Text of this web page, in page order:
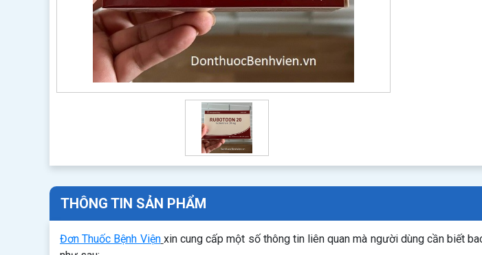
THÔNG TIN SẢN PHẨM
Đơn Thuốc Bệnh Viện xin cung cấp một số thông tin liên quan mà người dùng cần biết